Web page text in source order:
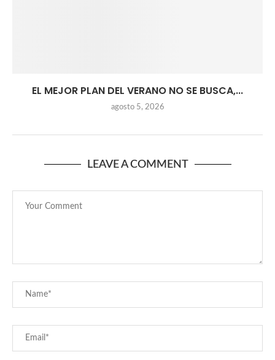
EL MEJOR PLAN DEL VERANO NO SE BUSCA,...
agosto 5, 2026
LEAVE A COMMENT